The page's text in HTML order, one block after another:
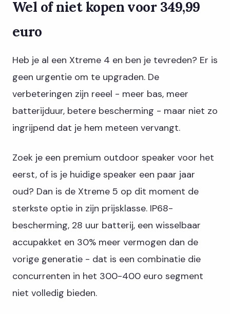
Wel of niet kopen voor 349,99
euro
Heb je al een Xtreme 4 en ben je tevreden? Er is
geen urgentie om te upgraden. De
verbeteringen zijn reeel - meer bas, meer
batterijduur, betere bescherming - maar niet zo
ingrijpend dat je hem meteen vervangt.
Zoek je een premium outdoor speaker voor het
eerst, of is je huidige speaker een paar jaar
oud? Dan is de Xtreme 5 op dit moment de
sterkste optie in zijn prijsklasse. IP68-
bescherming, 28 uur batterij, een wisselbaar
accupakket en 30% meer vermogen dan de
vorige generatie - dat is een combinatie die
concurrenten in het 300-400 euro segment
niet volledig bieden.